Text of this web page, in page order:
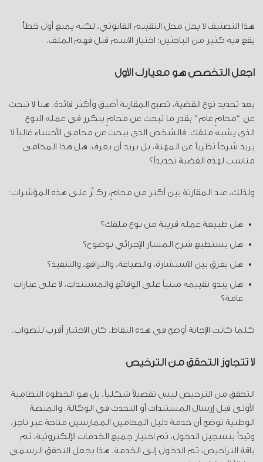
هذا التصنيف لا يحل محل التقييم القانوني، لكنه يمنع أول خطأ
يقع فيه كثير من الباحثين: اختيار الاسم قبل فهم الملف.
اجعل التخصص هو معيارك الأول
بعد تحديد نوع القضية، تصبح المقارنة أضيق وأكثر فائدة. هنا لا تبحث
عن “محامٍ عام” بقدر ما تبحث عن محامٍ يتكرر في عمله النوع
الذي يشبه ملفك. فالشخص الذي يبحث عن محامي الأحساء غالباً لا
يريد شرحاً نظرياً عن المهنة، بل يريد أن يعرف: هل هذا المحامي
مناسب لهذه القضية تحديداً؟
ولذلك، عند المقارنة بين أكثر من محامٍ، ركّز على هذه المؤشرات:
هل طبيعة عمله قريبة من نوع ملفك؟
هل يستطيع شرح المسار الإجرائي بوضوح؟
هل يفرق بين الاستشارة، والصياغة، والترافع، والتنفيذ؟
هل يبدو تقييمه مبنياً على الوقائع والمستندات، لا على عبارات
عامة؟
كلما كانت الإجابة أوضح في هذه النقاط، كان الاختيار أقرب للصواب.
لا تتجاوز التحقق من الترخيص
التحقق من الترخيص ليس تفصيلاً شكلياً، بل هو الخطوة النظامية
الأولى قبل إرسال المستندات أو التحدث في الوكالة. والمنصة
الوطنية توضح أن خدمة دليل المحامين الممارسين متاحة عبر ناجز،
وتبدأ بتسجيل الدخول، ثم اختيار جميع الخدمات الإلكترونية، ثم
باقة التراخيص، ثم الدخول إلى الخدمة. هذا يجعل التحقق الرسمي